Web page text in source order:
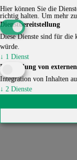
© 2026
Hier können Sie die
richtig halten. Um mehr
Dienstbereitstellung
Diese Dienste sind für die
würde.
↓ 1 Dienst
Einbindung von
Integration von Inhalten
↓ 2 Dienste